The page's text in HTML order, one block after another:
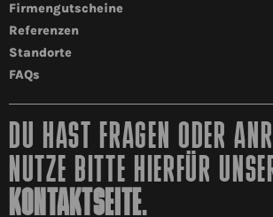
Firmengutscheine
Referenzen
Standorte
FAQs
DU HAST FRAGEN ODER
NUTZE BITTE HIERFÜR
KONTAKTSEITE.